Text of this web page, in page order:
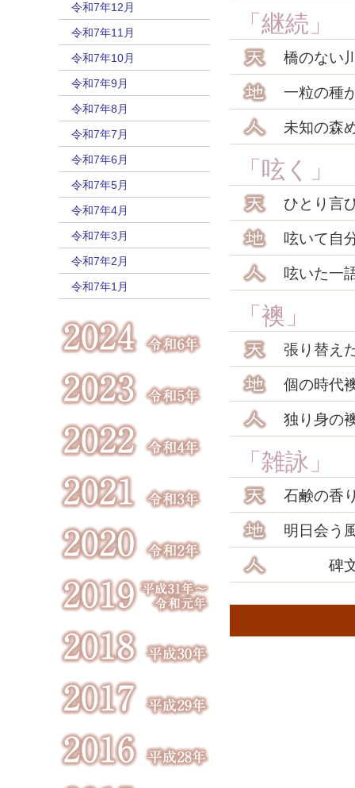
令和7年12月
令和7年11月
令和7年10月
令和7年9月
令和7年8月
令和7年7月
令和7年6月
令和7年5月
令和7年4月
令和7年3月
令和7年2月
令和7年1月
「継続」
橋のない
一粒の種
未知の森
「呟く」
ひとり言
呟いて自
呟いた一
「襖」
張り替え
個の時代
独り身の
「雑詠」
石鹸の香
明日会う
碑文書